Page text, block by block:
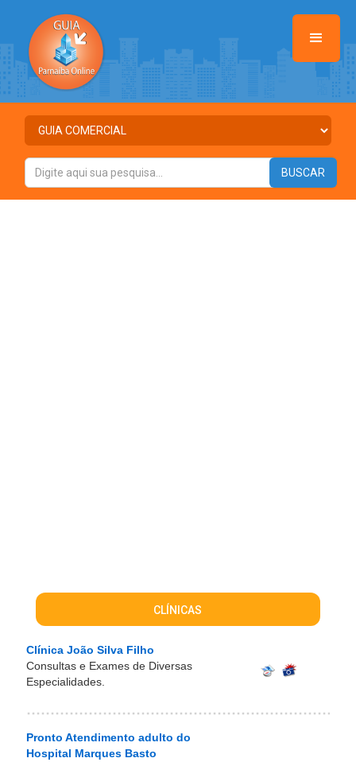
CLÍNICAS
Clínica João Silva Filho
Consultas e Exames de Diversas
Especialidades.
Pronto Atendimento adulto do
Hospital Marques Basto